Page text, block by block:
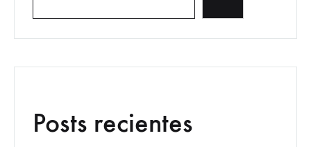
Posts recientes